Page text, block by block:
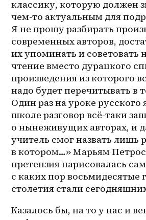
классику, которую должен
чем-то актуальным для
Я не прошу разбирать
современных авторов,
их упоминать и советовать
чтение вместо дурацкого
произведения из которого
надо будет перечитывать в
Один раз на уроке русского
школе разговор всё-таки
о нынеживущих авторах, и
учитель смог назвать лишь
в котором…» Марьям
претензия нарисовалась
с каких пор
столетия стали
Казалось бы, на то у нас и